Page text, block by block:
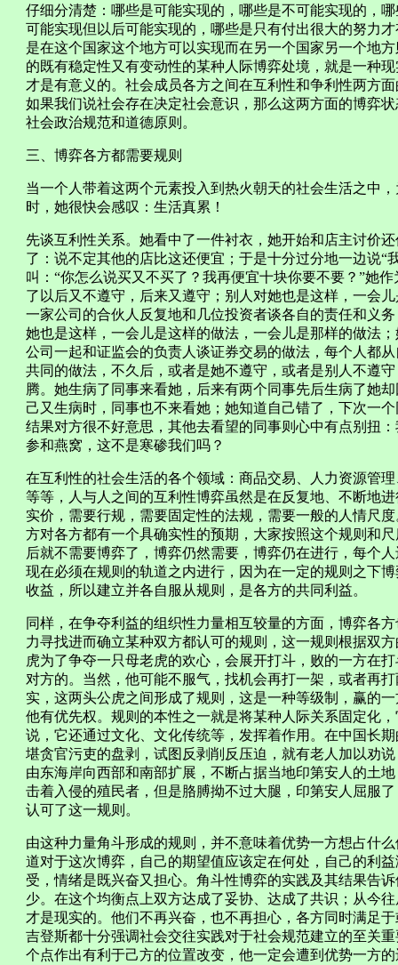
仔细分清楚：哪些是可能实现的，哪些是不可能实现的，
可能实现但以后可能实现的，哪些是只有付出很大的努力
是在这个国家这个地方可以实现而在另一个国家另一个地
的既有稳定性又有变动性的某种人际博弈处境，就是一种
才是有意义的。社会成员各方之间在互利性和争利性两方
如果我们说社会存在决定社会意识，那么这两方面的博弈
社会政治规范和道德原则。
三、博弈各方都需要规则
当一个人带着这两个元素投入到热火朝天的社会生活之中
时，她很快会感叹：生活真累！
先谈互利性关系。她看中了一件衬衣，她开始和店主讨价
了：说不定其他的店比这还便宜；于是十分过分地一边说“
叫：“你怎么说买又不买了？我再便宜十块你要不要？”她
了以后又不遵守，后来又遵守；别人对她也是这样，一会
一家公司的合伙人反复地和几位投资者谈各自的责任和义
她也是这样，一会儿是这样的做法，一会儿是那样的做法
公司一起和证监会的负责人谈证券交易的做法，每个人都
共同的做法，不久后，或者是她不遵守，或者是别人不遵
腾。她生病了同事来看她，后来有两个同事先后生病了她
己又生病时，同事也不来看她；她知道自己错了，下次一
结果对方很不好意思，其他去看望的同事则心中有点别扭
参和燕窝，这不是寒碜我们吗？
在互利性的社会生活的各个领域：商品交易、人力资源管
等等，人与人之间的互利性博弈虽然是在反复地、不断地
实价，需要行规，需要固定性的法规，需要一般的人情尺
方对各方都有一个具确实性的预期，大家按照这个规则和
后就不需要博弈了，博弈仍然需要，博弈仍在进行，每个
现在必须在规则的轨道之内进行，因为在一定的规则之下
收益，所以建立并各自服从规则，是各方的共同利益。
同样，在争夺利益的组织性力量相互较量的方面，博弈各
力寻找进而确立某种双方都认可的规则，这一规则根据双
虎为了争夺一只母老虎的欢心，会展开打斗，败的一方在
对方的。当然，他可能不服气，找机会再打一架，或者再
实，这两头公虎之间形成了规则，这是一种等级制，赢的
他有优先权。规则的本性之一就是将某种人际关系固定化
说，它还通过文化、文化传统等，发挥着作用。在中国长
堪贪官污吏的盘剥，试图反剥削反压迫，就有老人加以劝
由东海岸向西部和南部扩展，不断占据当地印第安人的土
击着入侵的殖民者，但是胳膊拗不过大腿，印第安人屈服
认可了这一规则。
由这种力量角斗形成的规则，并不意味着优势一方想占什
道对于这次博弈，自己的期望值应该定在何处，自己的利
受，情绪是既兴奋又担心。角斗性博弈的实践及其结果告
少。在这个均衡点上双方达成了妥协、达成了共识；从今
才是现实的。他们不再兴奋，也不再担心，各方同时满足
吉登斯都十分强调社会交往实践对于社会规范建立的至关
个点作出有利于己方的位置改变，他一定会遭到优势一方